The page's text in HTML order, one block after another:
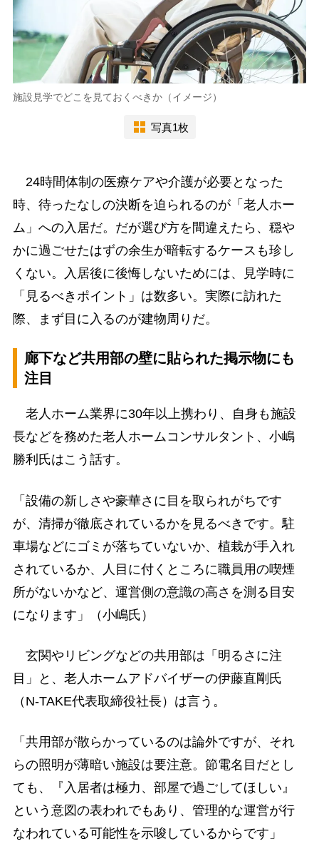
施設見学でどこを見ておくべきか（イメージ）
写真1枚
24時間体制の医療ケアや介護が必要となった
時、待ったなしの決断を迫られるのが「老人ホー
ム」への入居だ。だが選び方を間違えたら、穏や
かに過ごせたはずの余生が暗転するケースも珍し
くない。入居後に後悔しないためには、見学時に
「見るべきポイント」は数多い。実際に訪れた
際、まず目に入るのが建物周りだ。
廊下など共用部の壁に貼られた掲示物にも
注目
老人ホーム業界に30年以上携わり、自身も施設
長などを務めた老人ホームコンサルタント、小嶋
勝利氏はこう話す。
「設備の新しさや豪華さに目を取られがちです
が、清掃が徹底されているかを見るべきです。駐
車場などにゴミが落ちていないか、植栽が手入れ
されているか、人目に付くところに職員用の喫煙
所がないかなど、運営側の意識の高さを測る目安
になります」（小嶋氏）
玄関やリビングなどの共用部は「明るさに注
目」と、老人ホームアドバイザーの伊藤直剛氏
（N-TAKE代表取締役社長）は言う。
「共用部が散らかっているのは論外ですが、それ
らの照明が薄暗い施設は要注意。節電名目だとし
ても、『入居者は極力、部屋で過ごしてほしい』
という意図の表われでもあり、管理的な運営が行
なわれている可能性を示唆しているからです」